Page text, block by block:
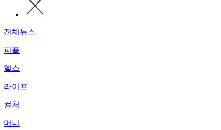
전체뉴스
피플
헬스
라이프
컬처
머니